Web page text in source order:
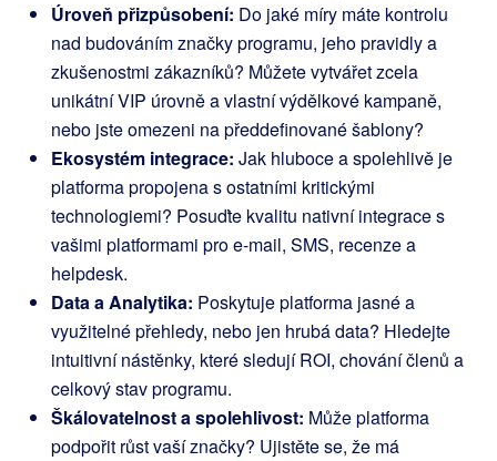
Úroveň přizpůsobení: Do jaké míry máte kontrolu
nad budováním značky programu, jeho pravidly a
zkušenostmi zákazníků? Můžete vytvářet zcela
unikátní VIP úrovně a vlastní výdělkové kampaně,
nebo jste omezeni na předdefinované šablony?
Ekosystém integrace: Jak hluboce a spolehlivě je
platforma propojena s ostatními kritickými
technologiemi? Posuďte kvalitu nativní integrace s
vašimi platformami pro e-mail, SMS, recenze a
helpdesk.
Data a Analytika: Poskytuje platforma jasné a
využitelné přehledy, nebo jen hrubá data? Hledejte
intuitivní nástěnky, které sledují ROI, chování členů a
celkový stav programu.
Škálovatelnost a spolehlivost: Může platforma
podpořit růst vaší značky? Ujistěte se, že má